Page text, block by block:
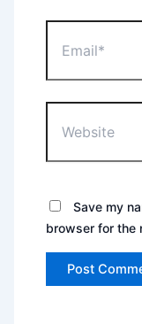
Save my
browser for the